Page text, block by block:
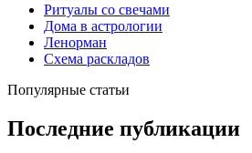
Ритуалы со свечами
Дома в астрологии
Ленорман
Схема раскладов
Популярные статьи
Последние публикации